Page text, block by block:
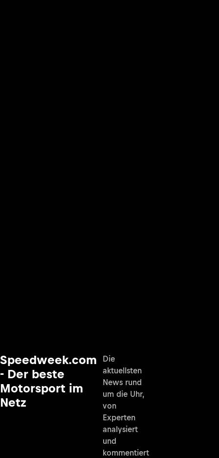
Speedweek.com
- Der beste
Motorsport im
Netz
Die
aktuellsten
News rund
um die Uhr,
von
Experten
analysiert
und
kommentiert